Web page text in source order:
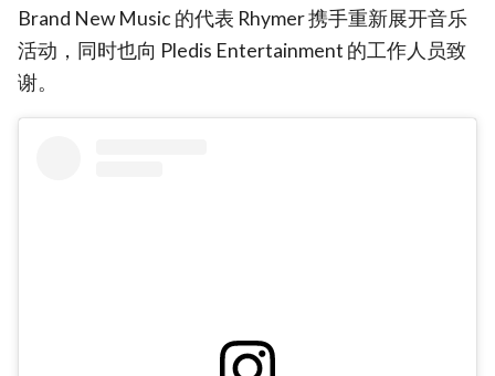
Brand New Music 的代表 Rhymer 携手重新展开音乐
活动，同时也向 Pledis Entertainment 的工作人员致
谢。